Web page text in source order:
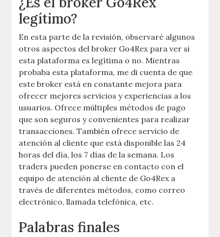
legítimo?
En esta parte de la revisión, observaré algunos
otros aspectos del broker Go4Rex para ver si
esta plataforma es legítima o no. Mientras
probaba esta plataforma, me di cuenta de que
este broker está en constante mejora para
ofrecer mejores servicios y experiencias a los
usuarios. Ofrece múltiples métodos de pago
que son seguros y convenientes para realizar
transacciones. También ofrece servicio de
atención al cliente que está disponible las 24
horas del día, los 7 días de la semana. Los
traders pueden ponerse en contacto con el
equipo de atención al cliente de Go4Rex a
través de diferentes métodos, como correo
electrónico, llamada telefónica, etc.
Palabras finales